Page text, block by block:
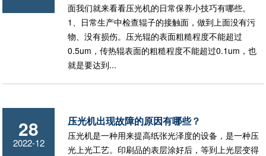
面我们就来看看压光机的日常保养小技巧有哪些。
1、日常生产中检查辊子的接触面，做到上面没有污
物、没有损伤。压光辊的表面粗糙程度不能超过
0.5um，传热辊表面的粗糙程度不能超过0.1um，也
就是要达到...
28
2022-12
压光机出现故障的原因有哪些？
压光机是一种用来提高纸张光泽度的设备，是一种压
光上光工艺。印刷品的表层涂好后，等到上光层变得